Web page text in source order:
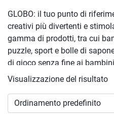
GLOBO: il tuo punto di
creativi più divertenti e
gamma di prodotti, tra cui
puzzle, sport e bolle di
di gioco senza fine ai
giocattoli sono pensati per
costruzioni, articoli regalo e
accompagneranno nella
Visualizzazione del risultato